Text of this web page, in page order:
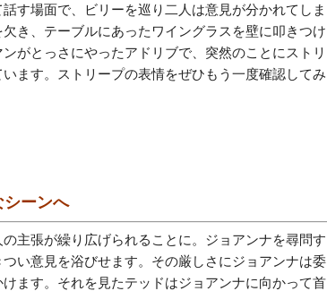
す場面で、ビリーを巡り二人は意見が分かれてしま
き、テーブルにあったワイングラスを壁に叩きつけ
がとっさにやったアドリブで、突然のことにストリ
ます。ストリープの表情をぜひもう一度確認してみ
シーンへ
主張が繰り広げられることに。ジョアンナを尋問す
い意見を浴びせます。その厳しさにジョアンナは委
ます。それを見たテッドはジョアンナに向かって首